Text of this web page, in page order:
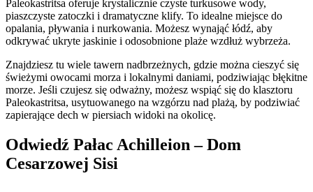
Paleokastritsa oferuje krystalicznie czyste turkusowe wody,
piaszczyste zatoczki i dramatyczne klify. To idealne miejsce do
opalania, pływania i nurkowania. Możesz wynająć łódź, aby
odkrywać ukryte jaskinie i odosobnione plaże wzdłuż wybrzeża.
Znajdziesz tu wiele tawern nadbrzeżnych, gdzie można cieszyć się
świeżymi owocami morza i lokalnymi daniami, podziwiając błękitne
morze. Jeśli czujesz się odważny, możesz wspiąć się do klasztoru
Paleokastritsa, usytuowanego na wzgórzu nad plażą, by podziwiać
zapierające dech w piersiach widoki na okolicę.
Odwiedź Pałac Achilleion – Dom
Cesarzowej Sisi